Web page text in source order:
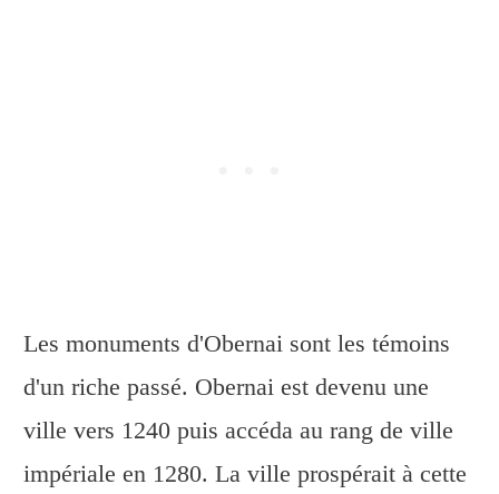
Les monuments d'Obernai sont les témoins
d'un riche passé. Obernai est devenu une
ville vers 1240 puis accéda au rang de ville
impériale en 1280. La ville prospérait à cette